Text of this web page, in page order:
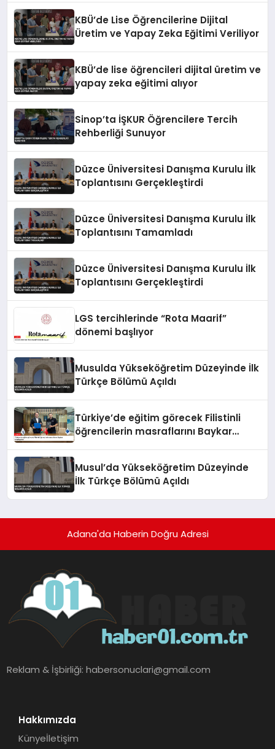
KBÜ’de Lise Öğrencilerine Dijital
Üretim ve Yapay Zeka Eğitimi Veriliyor
KBÜ’de lise öğrencileri dijital üretim ve
yapay zeka eğitimi alıyor
Sinop’ta İŞKUR Öğrencilere Tercih
Rehberliği Sunuyor
Düzce Üniversitesi Danışma Kurulu İlk
Toplantısını Gerçekleştirdi
Düzce Üniversitesi Danışma Kurulu İlk
Toplantısını Tamamladı
Düzce Üniversitesi Danışma Kurulu İlk
Toplantısını Gerçekleştirdi
LGS tercihlerinde “Rota Maarif”
dönemi başlıyor
Musulda Yükseköğretim Düzeyinde İlk
Türkçe Bölümü Açıldı
Türkiye’de eğitim görecek Filistinli
öğrencilerin masraflarını Baykar
Musul’da Yükseköğretim Düzeyinde
İlk Türkçe Bölümü Açıldı
Adana'da Haberin Doğru Adresi
Reklam & İşbirliği:habersonuclari@gmail.com
Hakkımızda
Künyeİletişim